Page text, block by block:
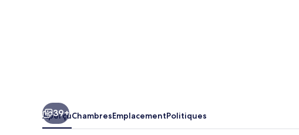
39+
AperçuChambresEmplacementPolitiques